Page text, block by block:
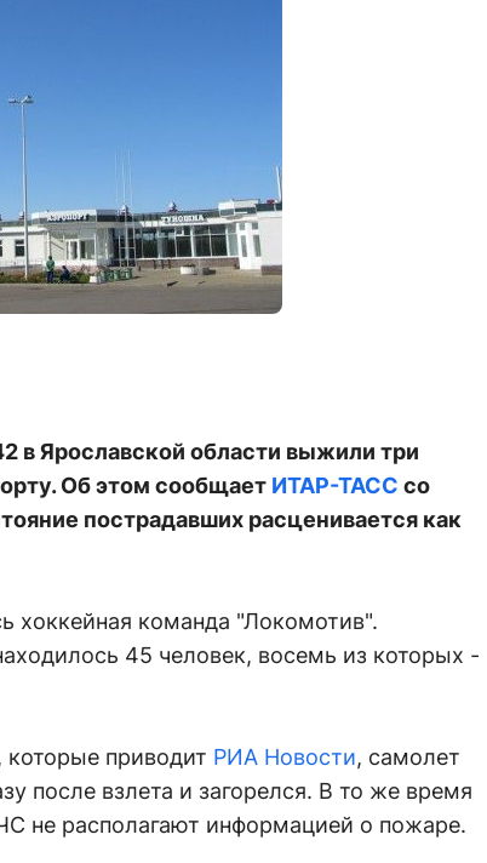
в Ярославской области выжили три
Об этом сообщает ИТАР-ТАСС со
пострадавших расценивается как
хоккейная команда "Локомотив".
45 человек, восемь из которых -
приводит РИА Новости, самолет
после взлета и загорелся. В то же время
не располагают информацией о пожаре.